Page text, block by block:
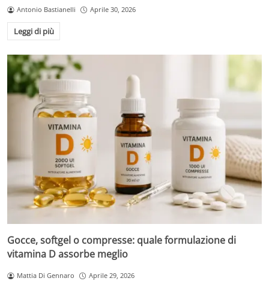
Antonio Bastianelli Aprile 30, 2026
Leggi di più
Gocce, softgel o compresse: quale formulazione di
vitamina D assorbe meglio
Mattia Di Gennaro Aprile 29, 2026